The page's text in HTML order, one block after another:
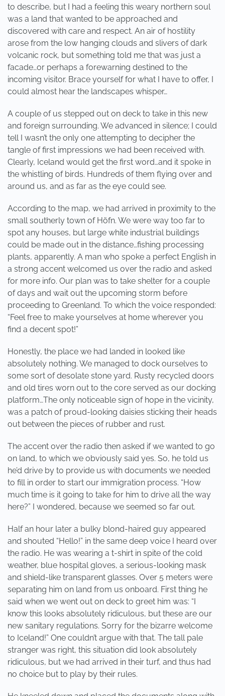
to describe, but I had a feeling this weary northern soul
was a land that wanted to be approached and
discovered with care and respect. An air of hostility
arose from the low hanging clouds and slivers of dark
volcanic rock, but something told me that was just a
facade…or perhaps a forewarning destined to the
incoming visitor. Brace yourself for what I have to offer, I
could almost hear the landscapes whisper…
A couple of us stepped out on deck to take in this new
and foreign surrounding. We advanced in silence; I could
tell I wasn’t the only one attempting to decipher the
tangle of first impressions we had been received with.
Clearly, Iceland would get the first word…and it spoke in
the whistling of birds. Hundreds of them flying over and
around us, and as far as the eye could see.
According to the map, we had arrived in proximity to the
small southerly town of Höfn. We were way too far to
spot any houses, but large white industrial buildings
could be made out in the distance…fishing processing
plants, apparently. A man who spoke a perfect English in
a strong accent welcomed us over the radio and asked
for more info. Our plan was to take shelter for a couple
of days and wait out the upcoming storm before
proceeding to Greenland. To which the voice responded:
“Feel free to make yourselves at home wherever you
find a decent spot!”
Honestly, the place we had landed in looked like
absolutely nothing. We managed to dock ourselves to
some sort of desolate stone yard. Rusty recycled doors
and old tires worn out to the core served as our docking
platform…The only noticeable sign of hope in the vicinity,
was a patch of proud-looking daisies sticking their heads
out between the pieces of rubber and rust.
The accent over the radio then asked if we wanted to go
on land, to which we obviously said yes. So, he told us
he’d drive by to provide us with documents we needed
to fill in order to start our immigration process. “How
much time is it going to take for him to drive all the way
here?” I wondered, because we seemed so far out.
Half an hour later a bulky blond-haired guy appeared
and shouted “Hello!” in the same deep voice I heard over
the radio. He was wearing a t-shirt in spite of the cold
weather, blue hospital gloves, a serious-looking mask
and shield-like transparent glasses. Over 5 meters were
separating him on land from us onboard. First thing he
said when we went out on deck to greet him was: “I
know this looks absolutely ridiculous, but these are our
new sanitary regulations. Sorry for the bizarre welcome
to Iceland!” One couldn’t argue with that. The tall pale
stranger was right, this situation did look absolutely
ridiculous, but we had arrived in their turf, and thus had
no choice but to play by their rules.